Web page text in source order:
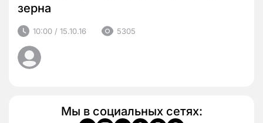
зерна
10:00 / 15.10.16 5305
Мы в социальных сетях: